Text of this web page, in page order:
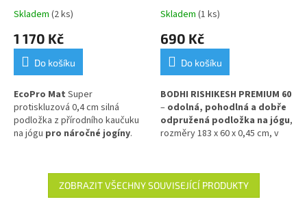
0,4 cm, šedá tmavá
Skladem (2 ks)
1 170 Kč
Do košíku
EcoPro Mat Super
protiskluzová 0,4 cm silná
podložka z přírodního kaučuku
na jógu pro náročné jogíny.
materiálům!
183x60x0,45 cm, divoká
borůvka
Skladem (1 ks)
690 Kč
Do košíku
BODHI RISHIKESH PREMIUM 60
– odolná, pohodlná a dobře
odpružená podložka na jógu,
rozměry 183 x 60 x 0,45 cm, v
od chladné podlahya stabilní
oporu při cvičení. Vyrobena z
PVC pro dlouhou životnost a
ZOBRAZIT VŠECHNY SOUVISEJÍCÍ PRODUKTY